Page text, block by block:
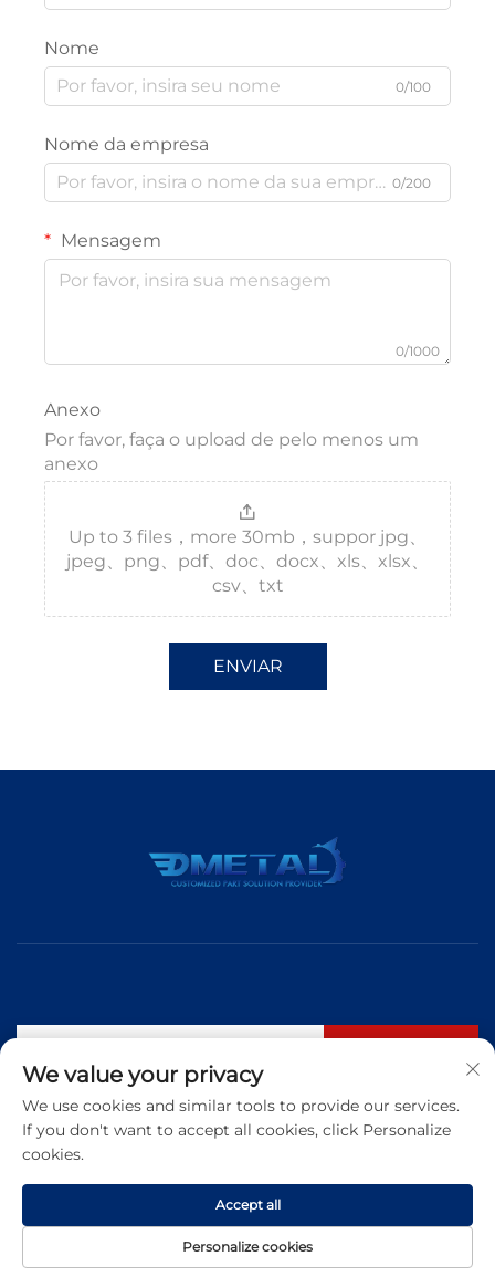
Nome
0/100
Nome da empresa
0/200
Mensagem
0/1000
Anexo
Por favor, faça o upload de pelo menos um
anexo
Up to 3 files，more 30mb，suppor jpg、
jpeg、png、pdf、doc、docx、xls、xlsx、
csv、txt
ENVIAR
Tel.:+86 183 5421 3960
os direitos reservadosPolítica de Privacidade
We value your privacy
We use cookies and similar tools to provide our services.
If you don't want to accept all cookies, click Personalize
cookies.
Personalize cookies
Accept all